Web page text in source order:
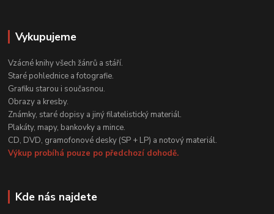
Vykupujeme
Vzácné knihy všech žánrů a stáří.
Staré pohlednice a fotografie.
Grafiku starou i současnou.
Obrazy a kresby.
Známky, staré dopisy a jiný filatelistický materiál.
Plakáty, mapy, bankovky a mince.
CD, DVD, gramofonové desky (SP + LP) a notový materiál.
Výkup probíhá pouze po předchozí dohodě.
Kde nás najdete